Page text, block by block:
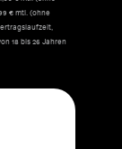
€ mtl. (ohne
18 bis 26 Jahren